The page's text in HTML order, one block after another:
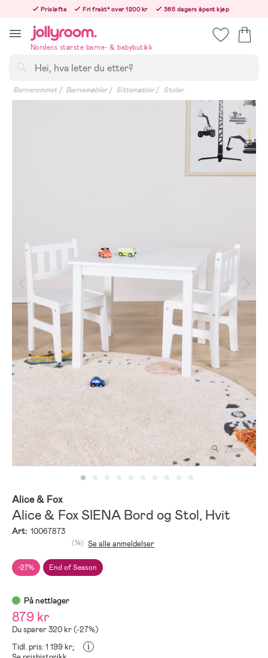
innehållet
Prisløfte Fri frakt* over 1200 kr
365 dagers åpent kjøp
Nordens største barne- & babybutikk
Barnerommet Barnemøbler Sittemøbler Stoler
Zoom
Alice & Fox
Alice & Fox SIENA Bord og Stol, Hvit
Art: 10067873
-27% End of Season
(14) Se alle anmeldelser
På nettlager
879 kr
Du sparer 320 kr (-27%)
Tidl. pris: 1 199 kr;
i